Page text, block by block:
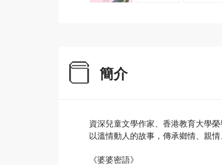
簡介
資深兒童文學作家、香港教育大學
以溫情動人的故事，傳承鄉情、親
《婆婆密語》